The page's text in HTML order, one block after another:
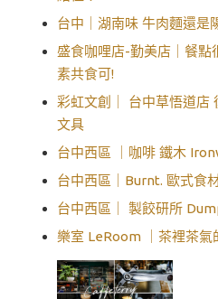
台中｜湖南味 牛肉麵還是
盛食咖哩店-勤美店｜餐
素共食可!
彩虹文創｜ 台中草悟道店
文具
台中西區 ｜咖啡 鐵木
台中西區｜Burnt. 歐式食
台中西區｜ 製餃研所
樂室 LeRoom ｜茶裡茶氣